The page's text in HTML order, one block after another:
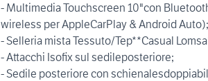
- Multimedia Touchscreen 10"con
wireless per AppleCarPlay & Android Auto);
- Selleria mista Tessuto/Tep**Casual
- Attacchi Isofix sul sedileposteriore;
- Sedile posteriore con